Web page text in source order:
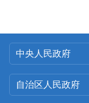
中央人民政府
自治区人民政府